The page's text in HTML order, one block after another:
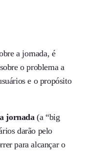
a jornada, é
o problema a
e o propósito
jornada(a “big
darão pelo
para alcançar o